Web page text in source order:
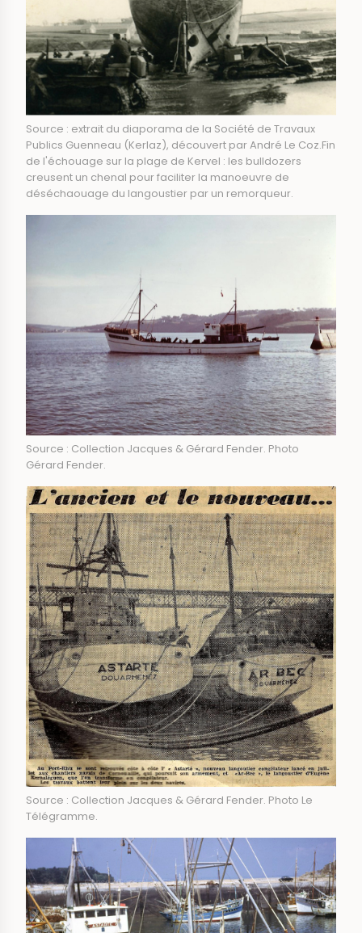
Source : extrait du diaporama de la Société de Travaux
Publics Guenneau (Kerlaz), découvert par André Le Coz.Fin
de l'échouage sur la plage de Kervel : les bulldozers
creusent un chenal pour faciliter la manoeuvre de
déséchaouage du langoustier par un remorqueur.
Source : Collection Jacques & Gérard Fender. Photo
Gérard Fender.
Source : Collection Jacques & Gérard Fender. Photo Le
Télégramme.